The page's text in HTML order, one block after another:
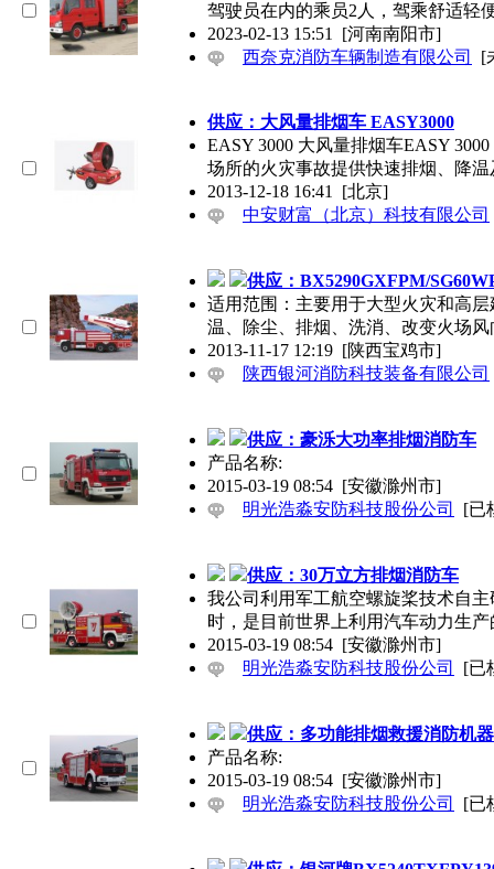
驾驶员在内的乘员2人，驾乘舒适轻
2023-02-13 15:51 [河南南阳市]
西奈克消防车辆制造有限公司
[
供应：大风量排烟车 EASY3000
EASY 3000 大风量排烟车EASY
场所的火灾事故提供快速排烟、降温
2013-12-18 16:41 [北京]
中安财富（北京）科技有限公司
供应：BX5290GXFPM/
适用范围：主要用于大型火灾和高
温、除尘、排烟、洗消、改变火场风
2013-11-17 12:19 [陕西宝鸡市]
陕西银河消防科技装备有限公司
供应：豪泺大功率排烟消防车
产品名称:
2015-03-19 08:54 [安徽滁州市]
明光浩淼安防科技股份公司
[已
供应：30万立方排烟消防车
我公司利用军工航空螺旋桨技术自
时，是目前世界上利用汽车动力生产
2015-03-19 08:54 [安徽滁州市]
明光浩淼安防科技股份公司
[已
供应：多功能排烟救援消防机
产品名称:
2015-03-19 08:54 [安徽滁州市]
明光浩淼安防科技股份公司
[已